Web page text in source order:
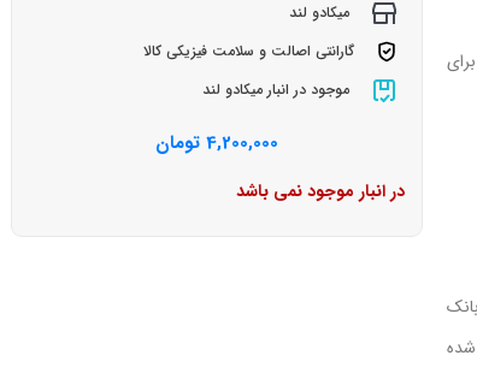
شده
میکادو لند
گارانتی اصالت و سلامت فیزیکی کالا
موجود در انبار میکادو لند
4,200,000 تومان
در انبار موجود نمی باشد